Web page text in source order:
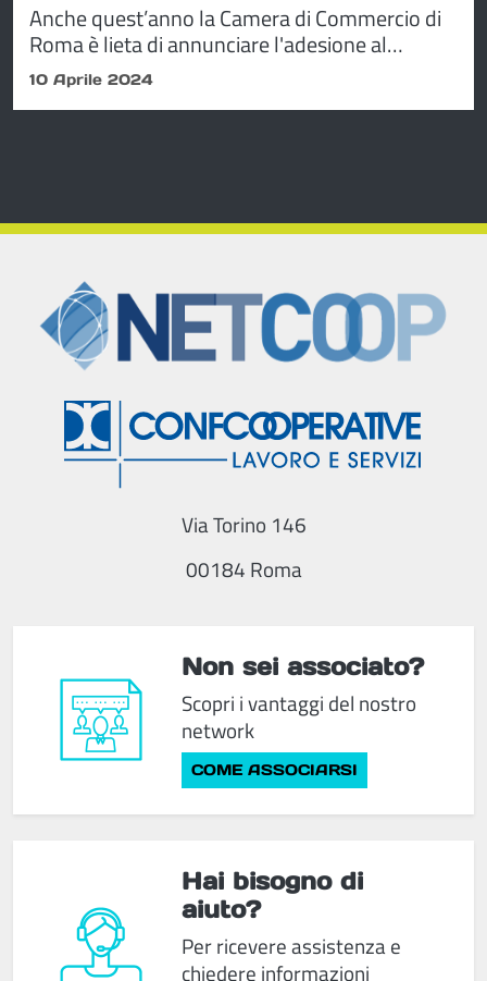
Anche quest’anno la Camera di Commercio di
Roma è lieta di annunciare l'adesione al
progetto Eccellenze in Digitale, lo storico
programma di Unioncamere e Google, che
10 Aprile 2024
Non sei associato?
Scopri i vantaggi del nostro
network
COME ASSOCIARSI
Via Torino 146
00184 Roma
Hai bisogno di
aiuto?
Per ricevere assistenza e
chiedere informazioni